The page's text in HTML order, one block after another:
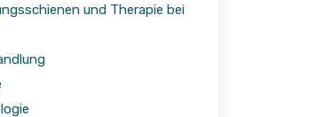
und Therapie bei